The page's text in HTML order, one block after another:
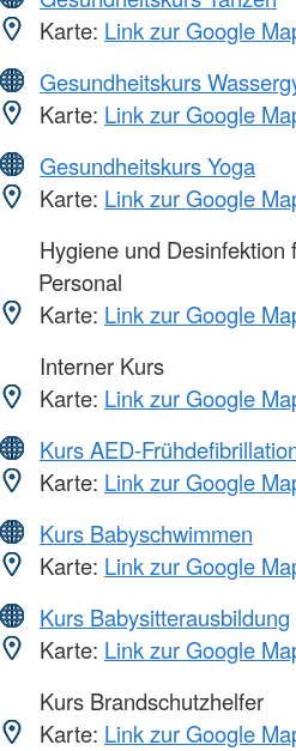
Karte: Link zur Google
Gesundheitskurs
Karte: Link zur Google
Gesundheitskurs Yoga
Karte: Link zur Google
Hygiene und Desinfektion
Personal
Karte: Link zur Google
Interner Kurs
Karte: Link zur Google
Kurs AED-
Karte: Link zur Google
Kurs Babyschwimmen
Karte: Link zur Google
Kurs Babysitterausbildung
Karte: Link zur Google
Kurs Brandschutzhelfer
Karte: Link zur Google